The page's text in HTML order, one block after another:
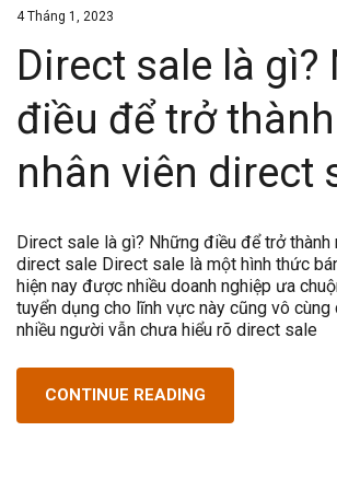
4 Tháng 1, 2023
Direct sale là gì?
điều để trở
nhân viên direct
Direct sale là gì? Những điều để trở thành
direct sale Direct sale là một hình thức
hiện nay được nhiều doanh nghiệp ưa
tuyển dụng cho lĩnh vực này cũng vô cùng
nhiều người vẫn chưa hiểu rõ direct sale
CONTINUE READING